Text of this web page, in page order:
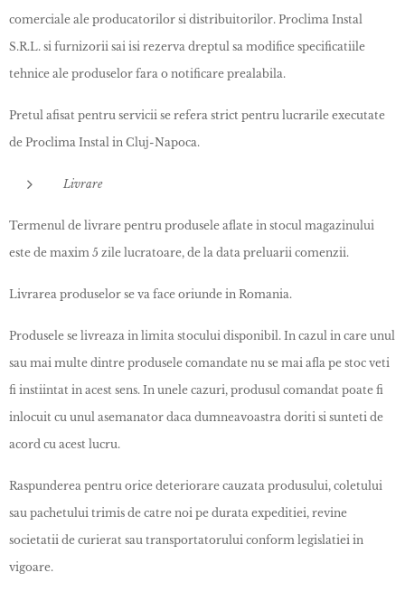
comerciale ale producatorilor si distribuitorilor. Proclima Instal
S.R.L. si furnizorii sai isi rezerva dreptul sa modifice specificatiile
tehnice ale produselor fara o notificare prealabila.
Pretul afisat pentru servicii se refera strict pentru lucrarile executate
de Proclima Instal in Cluj-Napoca.
Livrare
Termenul de livrare pentru produsele aflate in stocul magazinului
este de maxim 5 zile lucratoare, de la data preluarii comenzii.
Livrarea produselor se va face oriunde in Romania.
Produsele se livreaza in limita stocului disponibil. In cazul in care unul
sau mai multe dintre produsele comandate nu se mai afla pe stoc veti
fi instiintat in acest sens. In unele cazuri, produsul comandat poate fi
inlocuit cu unul asemanator daca dumneavoastra doriti si sunteti de
acord cu acest lucru.
Raspunderea pentru orice deteriorare cauzata produsului, coletului
sau pachetului trimis de catre noi pe durata expeditiei, revine
societatii de curierat sau transportatorului conform legislatiei in
vigoare.